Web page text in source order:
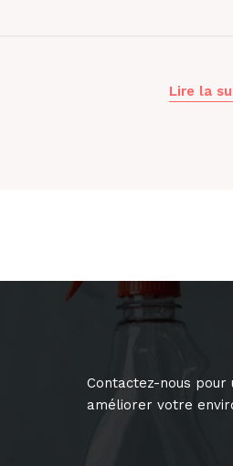
Lire la
Contactez-nous pour
améliorer votre